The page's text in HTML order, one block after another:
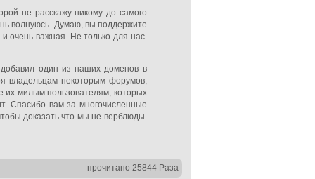
не расскажу никому до самого
волнуюсь. Думаю, вы поддержите
и очень важная. Не только для нас.
один из наших доменов в
владельцам некоторым форумов,
их милым пользователям, которых
Спасибо вам за многочисленные
доказать что мы не верблюды.
прочитано 25844 Раза